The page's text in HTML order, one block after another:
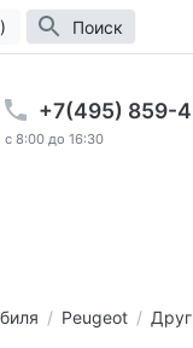
Поиск
+7(495) 859-
c 8:00 до 16:30
Peugeot